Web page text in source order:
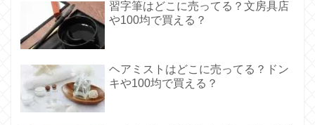
習字筆はどこに売ってる？文房具店
や100均で買える？
ヘアミストはどこに売ってる？ドン
キや100均で買える？